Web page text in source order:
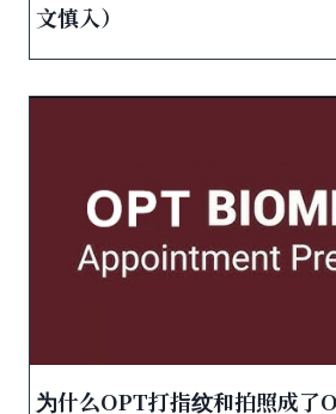
文慎入）
为什么OPT打指纹和拍照成了